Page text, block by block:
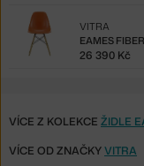
EAMES
VITRA
26 390 Kč
VÍCE Z KOLEKCE ŽIDLE
VÍCE OD ZNAČKYVITRA